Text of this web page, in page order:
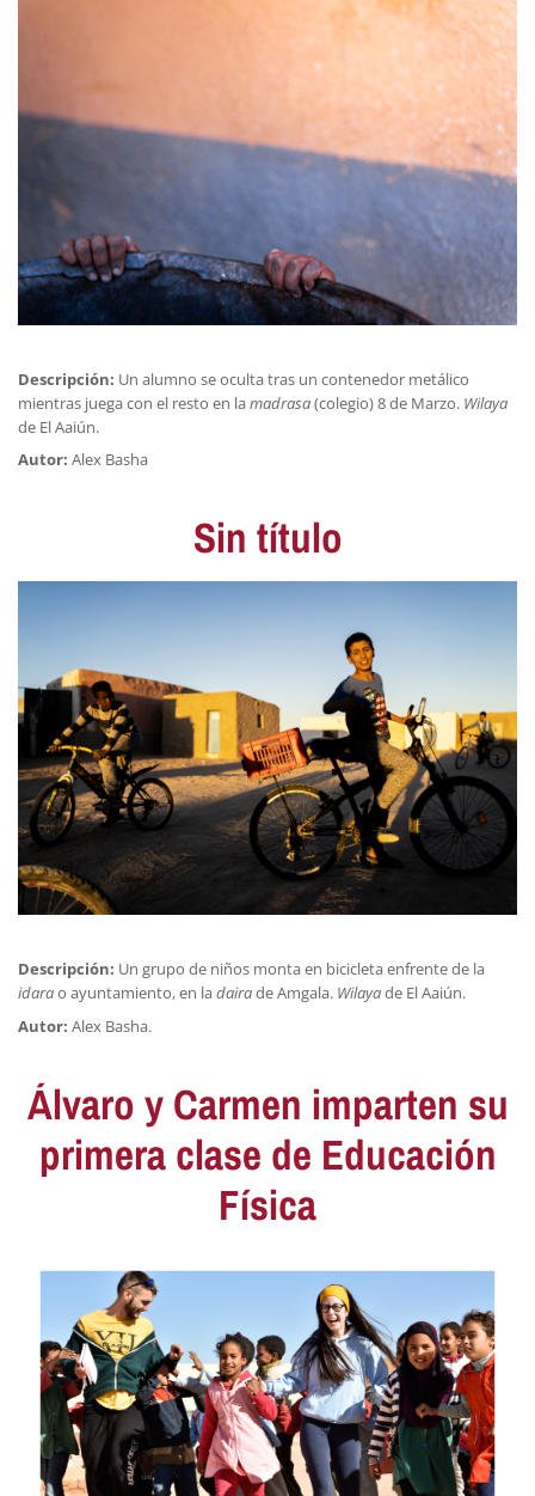
Descripción: Un alumno se oculta tras un contenedor metálico
mientras juega con el resto en lamadrasa(colegio) 8 de Marzo. Wilaya
de El Aaiún.
Autor: Alex Basha
Sin título
Descripción: Un grupo de niños monta en bicicleta enfrente de la
idarao ayuntamiento, en ladairade Amgala. Wilayade El Aaiún.
Autor: Alex Basha.
Álvaro y Carmen imparten su
primera clase de Educación
Física